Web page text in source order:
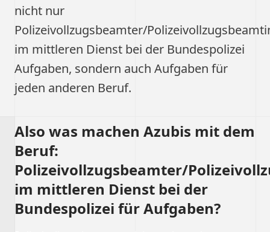
nicht nur
Polizeivollzugsbeamter/
im mittleren Dienst bei der Bundespolizei
Aufgaben, sondern auch Aufgaben für
jeden anderen Beruf.
Also was machen Azubis mit dem
Beruf:
Polizeivollzugsbeamter/
im mittleren Dienst bei der
Bundespolizei für Aufgaben?